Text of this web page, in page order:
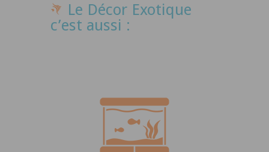
Le Décor Exotique
c’est aussi :